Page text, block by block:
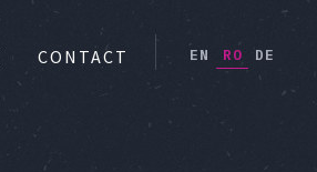
CONTACT EN RO DE